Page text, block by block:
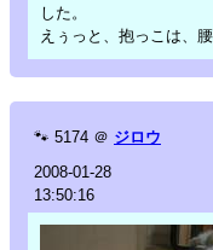
した。
えぅっと、抱っこは、
🐾 5174 ＠ ジロウ
2008-01-28
13:50:16